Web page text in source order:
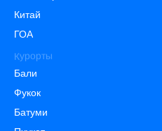
Китай
ГОА
Курорты
Бали
Фукок
Батуми